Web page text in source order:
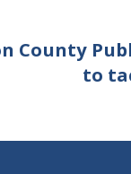
County
to